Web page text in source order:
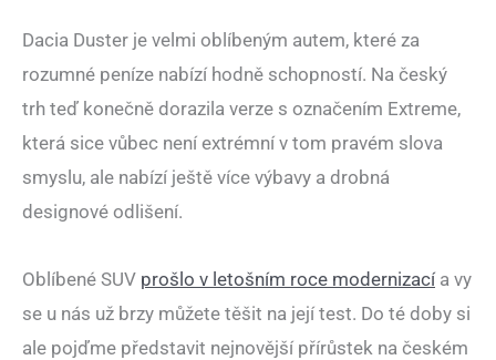
Dacia Duster je velmi oblíbeným autem, které za
rozumné peníze nabízí hodně schopností. Na český
trh teď konečně dorazila verze s označením Extreme,
která sice vůbec není extrémní v tom pravém slova
smyslu, ale nabízí ještě více výbavy a drobná
designové odlišení.
Oblíbené SUV prošlo v letošním roce modernizacía vy
se u nás už brzy můžete těšit na její test. Do té doby si
ale pojďme představit nejnovější přírůstek na českém